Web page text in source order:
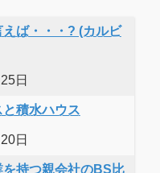
ば・・・? (カルビ
日
積水ハウス
日
を持つ親会社のBS比